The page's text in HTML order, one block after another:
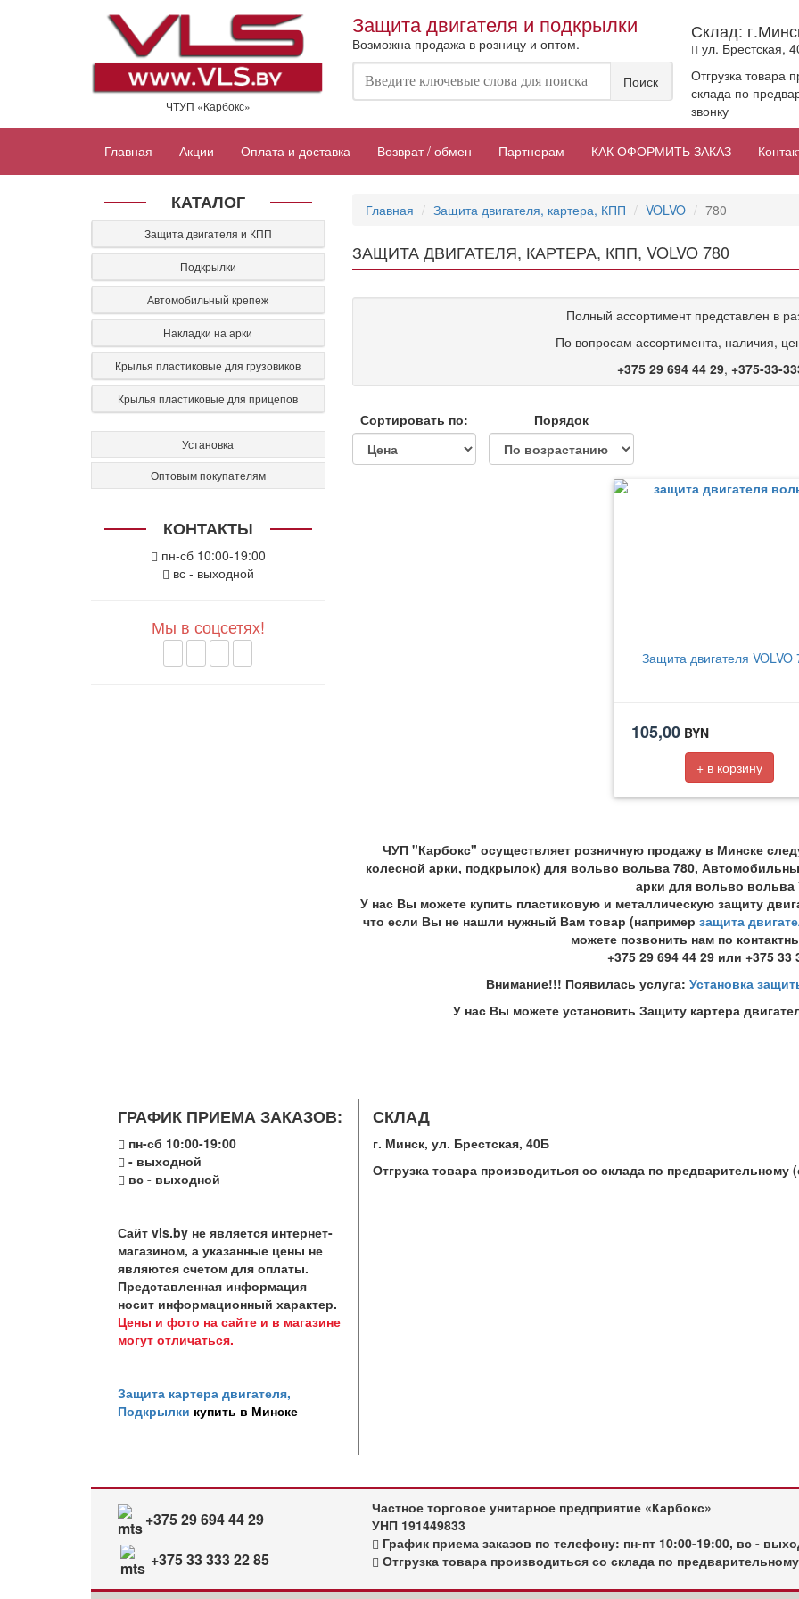
ЧТУП «Карбокс»
Склад:
ул. Брестская,
Отгрузка товара
склада по
звонку
Защита двигателя и подкрылки
Возможна продажа в розницу и оптом.
Поиск
Главная Акции Оплата и доставка Возврат / обмен Партнерам КАК ОФОРМИТЬ ЗАКАЗ
КАТАЛОГ
Защита двигателя и КПП
Подкрылки
Автомобильный крепеж
Накладки на арки
Крылья пластиковые для грузовиков
Крылья пластиковые для прицепов
Установка
Оптовым покупателям
КОНТАКТЫ
пн-сб 10:00-19:00
вс - выходной
Мы в соцсетях!
Главная Защита двигателя, картера, КПП VOLVO 780
ЗАЩИТА ДВИГАТЕЛЯ, КАРТЕРА, КПП, VOLVO 780
Полный ассортимент представлен в
По вопросам ассортимента, наличия,
+375 29 694 44 29,+375-33-
Сортировать по: Порядок
Защита двигателя VOLVO
105,00 BYN
+ в корзину
ЧУП "Карбокс" осуществляет розничную продажу в Минске
колесной арки, подкрылок) для вольво вольва 780,
арки для вольво вольва
У нас Вы можете купить пластиковую и металлическую защиту
что если Вы не нашли нужный Вам товар (например защита
можете позвонить нам по
+375 29 694 44 29 или +375 33
Внимание!!! Появилась услуга: Установка
У нас Вы можете установить Защиту картера
ГРАФИК ПРИЕМА ЗАКАЗОВ:
пн-сб 10:00-19:00
- выходной
вс - выходной
Сайт vls.by не является интернет-
магазином, а указанные цены не
являются счетом для оплаты.
Представленная информация
носит информационный характер.
Цены и фото на сайте и в магазине
могут отличаться.
Защита картера двигателя,
Подкрылки купить в Минске
СКЛАД
г. Минск, ул. Брестская, 40Б
Отгрузка товара производиться со склада по предварительному
+375 29 694 44 29
+375 33 333 22 85
Частное торговое унитарное предприятие «Карбокс»
УНП 191449833
График приема заказов по телефону: пн-пт 10:00-19:00, вс -
Отгрузка товара производиться со склада по